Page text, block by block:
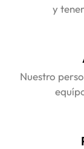
y
Nuestro